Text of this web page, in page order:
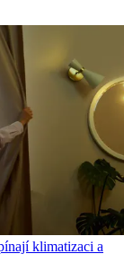
klimatizaci a